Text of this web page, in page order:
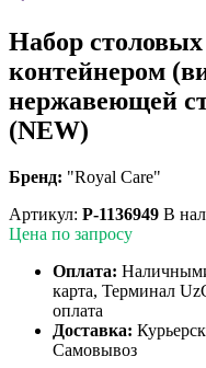
Набор
контейнером
нержавеющей
(NEW)
Бренд: "Royal Care"
Артикул: P-1136949 В
Цена по запросу
Оплата:
карта, Терминал
оплата
Доставка:
Самовывоз